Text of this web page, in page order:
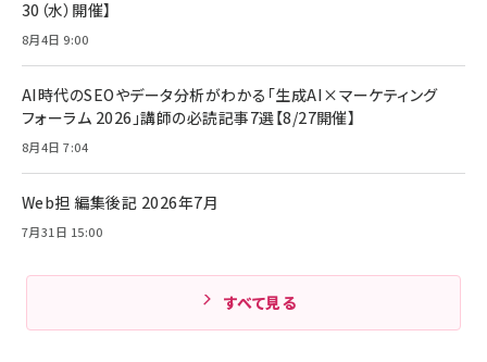
Amazonランキングをもっと見る
Anker PowerLine III Flow USB-C & USB-C
ケーブル Anker絡まないケーブル 240W 結束バン
ド付き USB PD対応 シリコン素材採用 iPhone
17 / 16 / 15 / Galaxy iPad Pro MacBook
Amazonランキングをもっと見る
キャンペーン】
￥4,857
30（水）開催】
8月4日 9:00
AI時代のSEOやデータ分析がわかる「生成AI×マーケティング
フォーラム 2026」講師の必読記事7選【8/27開催】
8月4日 7:04
Web担 編集後記 2026年7月
7月31日 15:00
すべて見る